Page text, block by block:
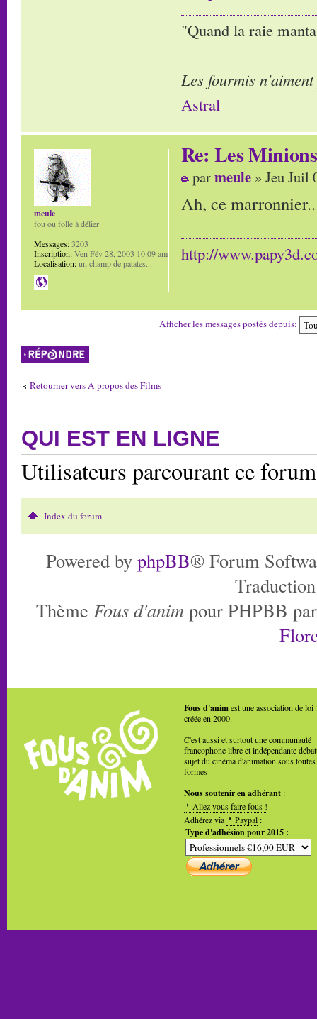
"Quand la raie
Les fourmis
Astral
Re: Les Minions
parmeule » Jeu Juil
Ah, ce
http://
meule
fou ou folle à délier
Messages:3203
Inscription:Ven Fév 28, 2003 10:09 am
Localisation:un champ de patates...
Afficher les messages postés depuis:
Répondre
Retourner vers A propos des Films
QUI EST EN LIGNE
Utilisateurs parcourant ce
Index du forum
Powered by phpBB® Forum
Thème Fous d'anim pour PHPBB
Fous d'animest une association de loi
créée en 2000.
C'est aussi et surtout une communauté
francophone libre et indépendante
sujet du cinéma d'animation sous toutes
formes
Nous soutenir en adhérant :
Allez vous faire fous !
Adhérez via
Paypal :
Type d'adhésion pour 2015 :